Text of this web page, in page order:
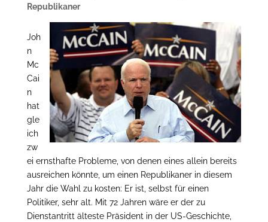
Republikaner
Joh
n
Mc
Cai
n
hat
gle
ich
zw
ei ernsthafte Probleme, von denen eines allein bereits
ausreichen könnte, um einen Republikaner in diesem
Jahr die Wahl zu kosten: Er ist, selbst für einen
Politiker, sehr alt. Mit 72 Jahren wäre er der zu
Dienstantritt älteste Präsident in der US-Geschichte,